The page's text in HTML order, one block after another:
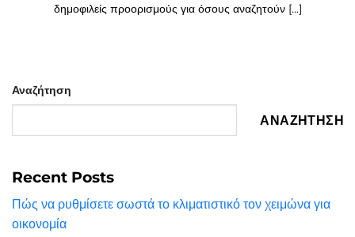
δημοφιλείς προορισμούς για όσους αναζητούν [...]
Αναζήτηση
ΑΝΑΖΉΤΗΣΗ
Recent Posts
Πώς να ρυθμίσετε σωστά το κλιματιστικό τον χειμώνα για
οικονομία